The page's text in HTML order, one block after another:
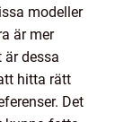
modeller
är mer
är dessa
hitta rätt
Det